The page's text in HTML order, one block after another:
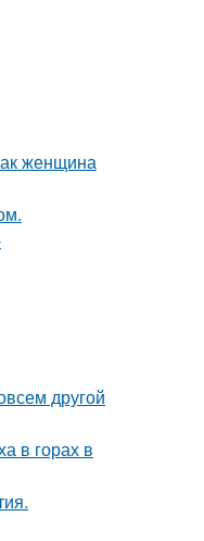
женщина
другой
в горах в